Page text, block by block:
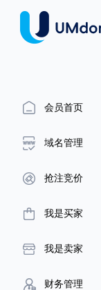
会员首页
域名管理
抢注竞价
我是买家
我是卖家
财务管理